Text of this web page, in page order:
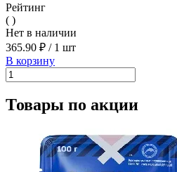
Рейтинг
( )
Нет в наличии
365.90 ₽ /1 шт
В корзину
Товары по акции